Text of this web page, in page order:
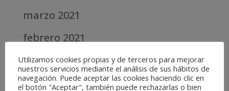
marzo 2021
febrero 2021
diciembre 2020
abril 2020
Utilizamos cookies propias y de terceros para mejorar
nuestros servicios mediante el análisis de sus hábitos de
navegación. Puede aceptar las cookies haciendo clic en
el botón "Aceptar", también puede rechazarlas o bien